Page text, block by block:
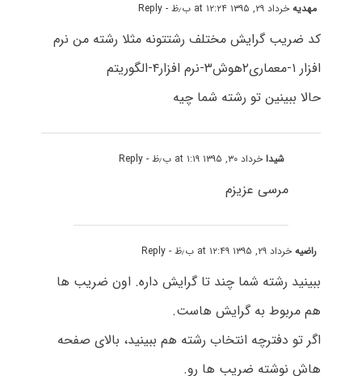
مهدیهخرداد ۲۹, ۱۳۹۵ at ۱۲:۲۴ ب٫ظ - Reply
کد ضریب گرایش مختلف رشتتونه مثلا رشته من نرم
افزار ۱-معماری۲هوش۳-نرم افزار۴-الگوریتم
حالا ببینین تو رشته شما چیه
شیداخرداد ۳۰, ۱۳۹۵ at ۱:۱۹ ب٫ظ - Reply
مرسی عزیزم
راضیهخرداد ۲۹, ۱۳۹۵ at ۱۲:۴۹ ب٫ظ - Reply
ببینید رشته شما چند تا گرایش داره. اون ضریب ها
هم مربوط به گرایش هاست.
اگر تو دفترچه انتخاب رشته هم ببینید، بالای صفحه
هاش نوشته ضریب ها رو.